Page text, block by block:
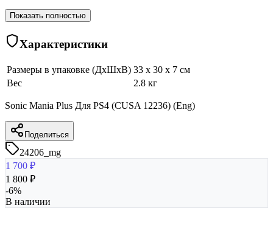
Показать полностью
Характеристики
Размеры в упаковке (ДхШхВ) 33 x 30 x 7 см
Вес
2.8 кг
Sonic Mania Plus Для PS4 (CUSA 12236) (Eng)
Поделиться
24206_mg
1 700 ₽
1 800 ₽
-6%
В наличии